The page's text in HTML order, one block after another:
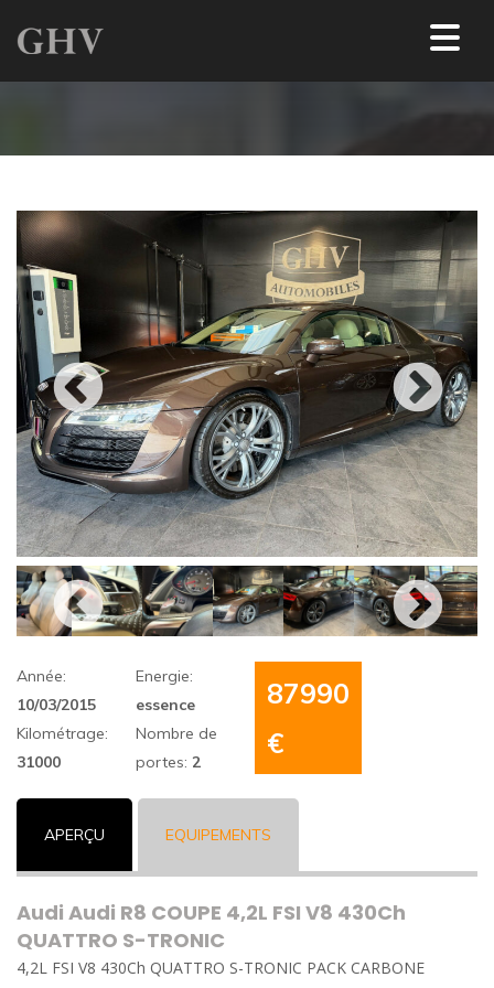
Année:
10/03/2015
Kilométrage:
31000
Energie:
essence
Nombre de
portes: 2
87990
€
APERÇU EQUIPEMENTS
Audi Audi R8 COUPE 4,2L FSI V8 430Ch
QUATTRO S-TRONIC
4,2L FSI V8 430Ch QUATTRO S-TRONIC PACK CARBONE